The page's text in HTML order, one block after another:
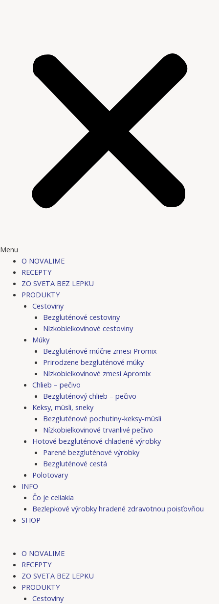
Menu
O NOVALIME
RECEPTY
ZO SVETA BEZ LEPKU
PRODUKTY
Cestoviny
Bezgluténové cestoviny
Nízkobielkovinové cestoviny
Múky
Bezgluténové múčne zmesi Promix
Prirodzene bezgluténové múky
Nízkobielkovinové zmesi Apromix
Chlieb – pečivo
Bezgluténový chlieb – pečivo
Keksy, müsli, sneky
Bezgluténové pochutiny-keksy-müsli
Nízkobielkovinové trvanlivé pečivo
Hotové bezgluténové chladené výrobky
Parené bezgluténové výrobky
Bezgluténové cestá
Polotovary
INFO
Čo je celiakia
Bezlepkové výrobky hradené zdravotnou poisťovňou
SHOP
O NOVALIME
RECEPTY
ZO SVETA BEZ LEPKU
PRODUKTY
Cestoviny